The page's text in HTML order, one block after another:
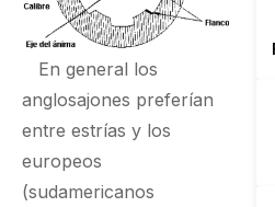
En general los
anglosajones preferían
entre estrías y los
europeos
(sudamericanos